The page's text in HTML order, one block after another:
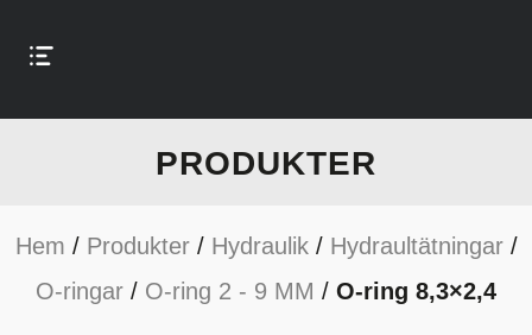
PRODUKTER
Hem / Produkter/ Hydraulik/ Hydraultätningar/
O-ringar / O-ring 2 - 9 MM / O-ring 8,3×2,4